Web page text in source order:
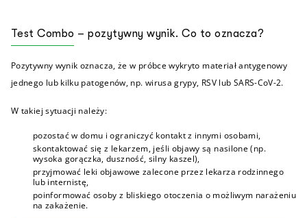
Test Combo – pozytywny wynik. Co to oznacza?
Pozytywny wynik oznacza, że w próbce wykryto materiał antygenowy
jednego lub kilku patogenów, np. wirusa grypy, RSV lub SARS-CoV-2.
W takiej sytuacji należy:
pozostać w domu i ograniczyć kontakt z innymi osobami,
skontaktować się z lekarzem, jeśli objawy są nasilone (np.
wysoka gorączka, duszność, silny kaszel),
przyjmować leki objawowe zalecone przez lekarza rodzinnego
lub internistę,
poinformować osoby z bliskiego otoczenia o możliwym narażeniu
na zakażenie.